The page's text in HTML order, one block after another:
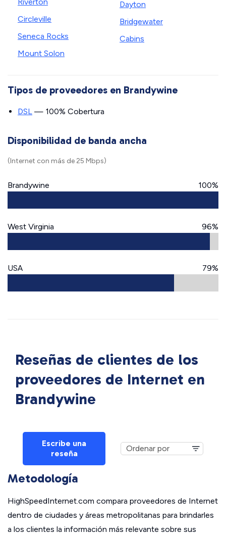
Circleville
Seneca Rocks
Mount Solon
Dayton
Bridgewater
Cabins
Tipos de proveedores en Brandywine
DSL — 100% Cobertura
Disponibilidad de banda ancha
(Internet con más de 25 Mbps)
Brandywine 100%
West Virginia 96%
USA 79%
Reseñas de clientes de los
proveedores de Internet en
Brandywine
Escribe una
reseña
Metodología
HighSpeedInternet.com compara proveedores de Internet
dentro de ciudades y áreas metropolitanas para brindarles
a los clientes la información más relevante sobre sus